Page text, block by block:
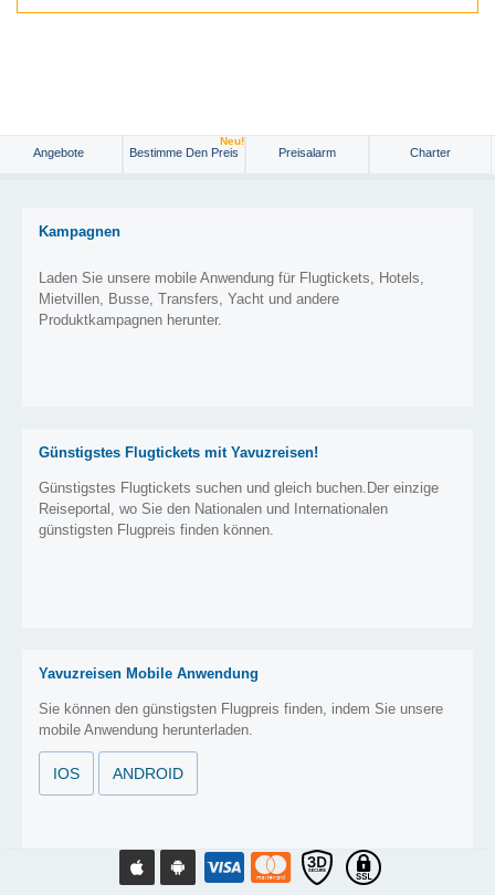
Angebote Bestimme Den Preis
Neu!
Preisalarm Charter
Kampagnen
Laden Sie unsere mobile Anwendung für Flugtickets, Hotels,
Mietvillen, Busse, Transfers, Yacht und andere
Produktkampagnen herunter.
Günstigstes Flugtickets mit Yavuzreisen!
Günstigstes Flugtickets suchen und gleich buchen.Der einzige
Reiseportal, wo Sie den Nationalen und Internationalen
günstigsten Flugpreis finden können.
Yavuzreisen Mobile Anwendung
Sie können den günstigsten Flugpreis finden, indem Sie unsere
mobile Anwendung herunterladen.
IOS ANDROID